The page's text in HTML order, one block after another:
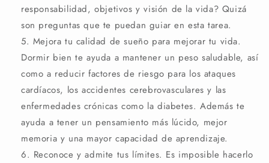
responsabilidad, objetivos y visión de la vida? Quizá
son preguntas que te puedan guiar en esta tarea.
Mejora tu calidad de sueño para mejorar tu vida.
Dormir bien te ayuda a mantener un peso saludable, así
como a reducir factores de riesgo para los ataques
cardíacos, los accidentes cerebrovasculares y las
enfermedades crónicas como la diabetes. Además te
ayuda a tener un pensamiento más lúcido, mejor
memoria y una mayor capacidad de aprendizaje.
Reconoce y admite tus límites. Es imposible hacerlo